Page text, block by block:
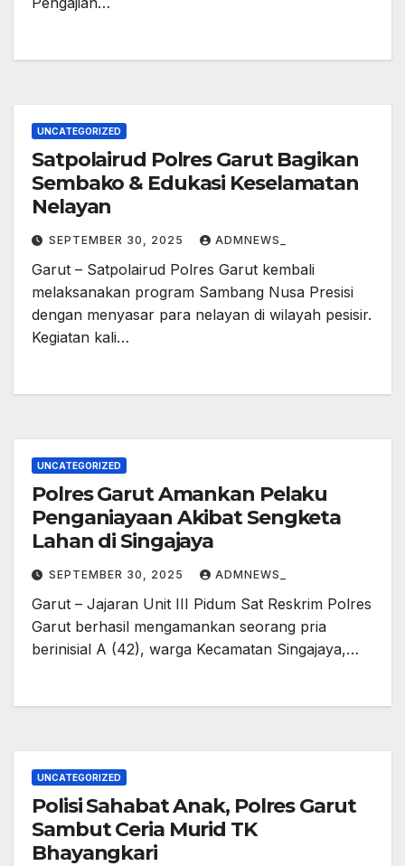
UNCATEGORIZED
Satpolairud Polres Garut Bagikan
Sembako & Edukasi Keselamatan
Nelayan
SEPTEMBER 30, 2025 ADMNEWS_
Garut – Satpolairud Polres Garut kembali
melaksanakan program Sambang Nusa Presisi
dengan menyasar para nelayan di wilayah pesisir.
Kegiatan kali…
UNCATEGORIZED
Polres Garut Amankan Pelaku
Penganiayaan Akibat Sengketa
Lahan di Singajaya
SEPTEMBER 30, 2025 ADMNEWS_
Garut – Jajaran Unit III Pidum Sat Reskrim Polres
Garut berhasil mengamankan seorang pria
berinisial A (42), warga Kecamatan Singajaya,…
UNCATEGORIZED
Polisi Sahabat Anak, Polres Garut
Sambut Ceria Murid TK
Bhayangkari